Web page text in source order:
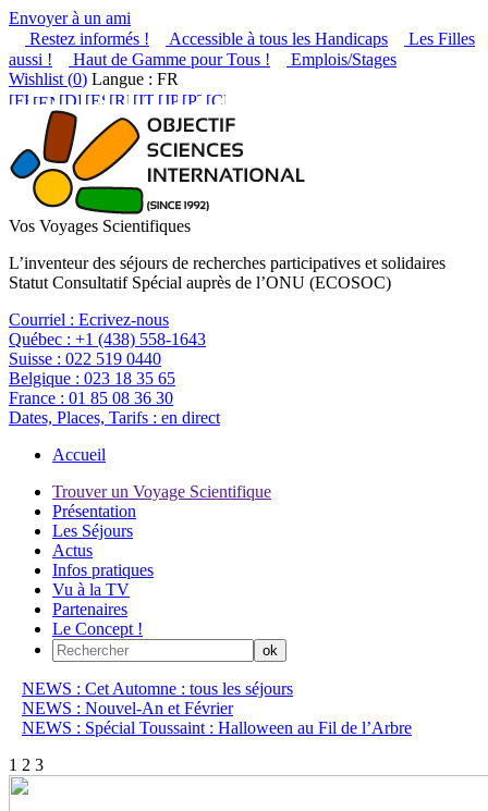
Envoyer à un ami
Restez informés !
Accessible à tous les Handicaps
Les Filles
aussi !
Haut de Gamme pour Tous !
Emplois/Stages
Wishlist (0) Langue : FR
Vos Voyages Scientifiques
L’inventeur des séjours de recherches participatives et solidaires
Statut Consultatif Spécial auprès de l’ONU (ECOSOC)
Courriel : Ecrivez-nous
Québec : +1 (438) 558-1643
Suisse : 022 519 0440
Belgique : 023 18 35 65
France : 01 85 08 36 30
Dates, Places, Tarifs : en direct
Accueil
Trouver un Voyage Scientifique
Présentation
Les Séjours
Actus
Infos pratiques
Vu à la TV
Partenaires
Le Concept !
NEWS : Cet Automne : tous les séjours
NEWS : Nouvel-An et Février
NEWS : Spécial Toussaint : Halloween au Fil de l’Arbre
1 2 3